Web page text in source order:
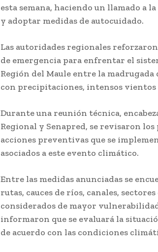
esta semana, haciendo un llamado a
y adoptar medidas de autocuidado.
Las autoridades regionales
de emergencia para enfrentar el
Región del Maule entre la
con precipitaciones, intensos vientos
Durante una reunión técnica,
Regional y Senapred, se revisaron
acciones preventivas que se
asociados a este evento climático.
Entre las medidas anunciadas se
rutas, cauces de ríos, canales,
considerados de mayor
informaron que se evaluará la
de acuerdo con las condiciones